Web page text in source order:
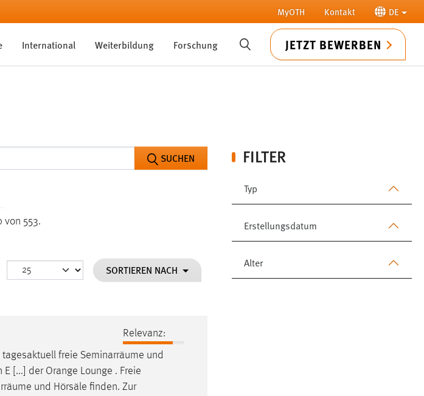
MyOTH Kontakt DE
International Weiterbildung Forschung SUCHE JETZT BEWERBEN
FILTER
Typ
Erstellungsdatum
Alter
SUCHEN
von 553.
SORTIEREN NACH
Relevanz:
tagesaktuell freie Seminarräume und
[...] der Orange Lounge . Freie
und Hörsäle finden. Zur